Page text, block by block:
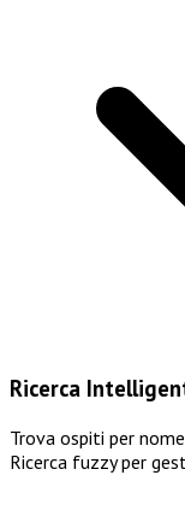
Ricerca
Trova ospiti per
Ricerca fuzzy per